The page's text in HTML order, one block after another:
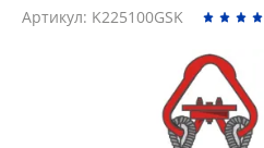
Артикул: K225100GSK